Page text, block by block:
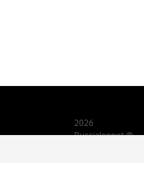
2026
Russialoppet ®